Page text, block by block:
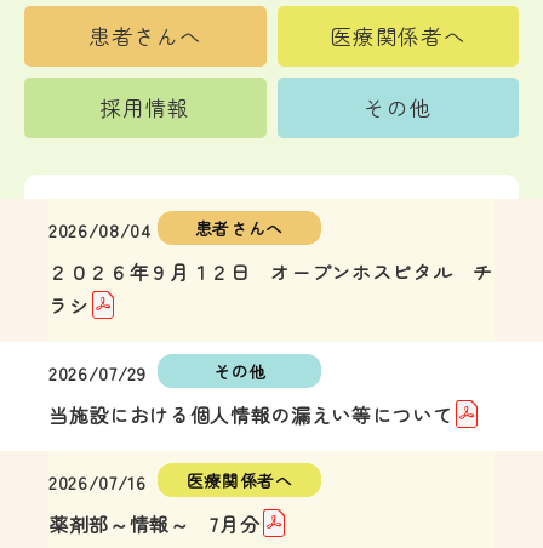
患者さんへ 医療関係者へ
採用情報 その他
2026/08/04
２０２６年９月１２日 オープンホスピタル チ
ラシ
2026/07/29
当施設における個人情報の漏えい等について
2026/07/16
薬剤部～情報～ 7月分